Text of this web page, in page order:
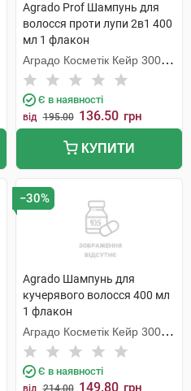
Agrado Prof Шампунь для
волосся проти лупи 2в1 400
мл 1 флакон
Аградо Косметік Кейр 3000
С.Л.У.
Є в наявності
від 195.00 136.50 грн
КУПИТИ
−30%
Agrado Шампунь для
кучерявого волосся 400 мл
1 флакон
Аградо Косметік Кейр 3000
С.Л.У.
Є в наявності
від 214.00 149.80 грн